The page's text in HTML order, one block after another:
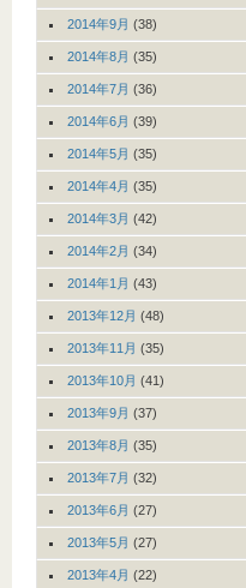
2014年9月 (38)
2014年8月 (35)
2014年7月 (36)
2014年6月 (39)
2014年5月 (35)
2014年4月 (35)
2014年3月 (42)
2014年2月 (34)
2014年1月 (43)
2013年12月 (48)
2013年11月 (35)
2013年10月 (41)
2013年9月 (37)
2013年8月 (35)
2013年7月 (32)
2013年6月 (27)
2013年5月 (27)
2013年4月 (22)